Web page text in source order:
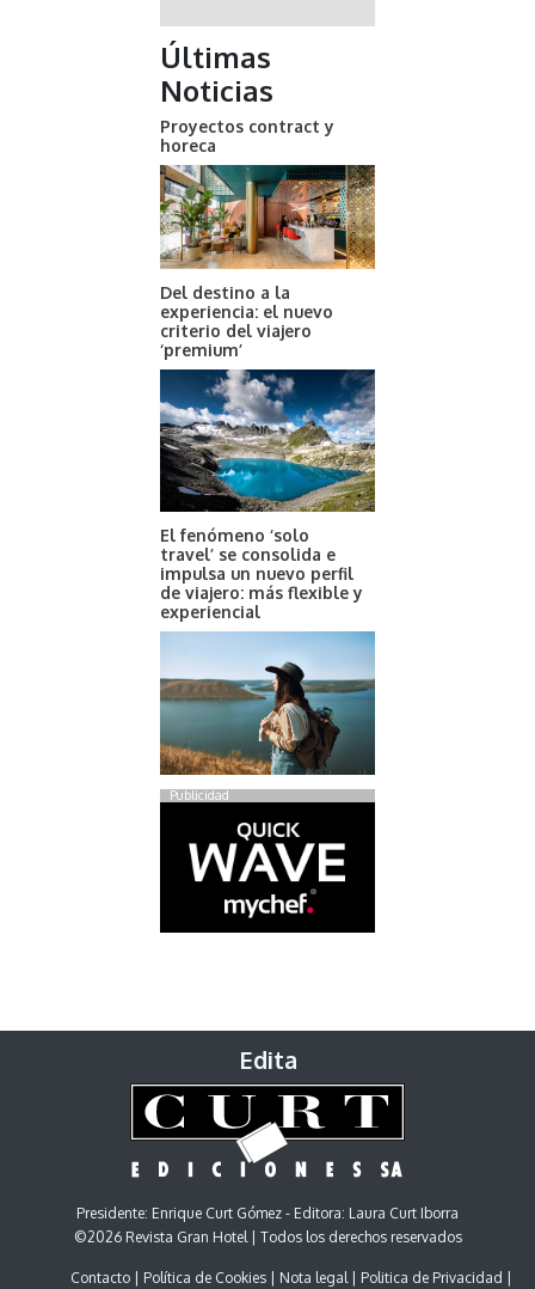
Últimas
Noticias
Proyectos contract y
horeca
Del destino a la
experiencia: el nuevo
criterio del viajero
‘premium’
El fenómeno ‘solo
travel’ se consolida e
impulsa un nuevo perfil
de viajero: más flexible y
experiencial
Publicidad
Edita
Presidente: Enrique Curt Gómez - Editora: Laura Curt Iborra
©2026 Revista Gran Hotel | Todos los derechos reservados
Contacto Política de Cookies Nota legal Politica de Privacidad